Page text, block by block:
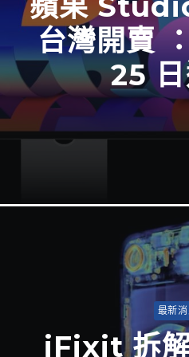
台灣開賣
25
最新
iFixit 拆